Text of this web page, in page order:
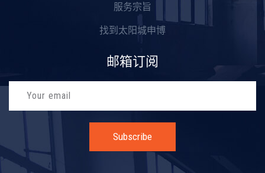
服务宗旨
找到太阳城申博
邮箱订阅
Subscribe